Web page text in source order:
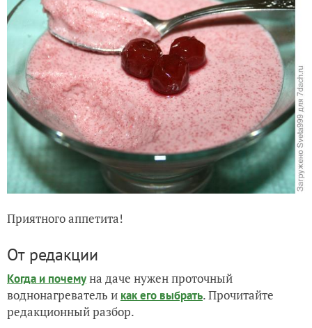
Приятного аппетита!
От редакции
Когда и почемуна даче нужен проточный
воднонагреватель и как его выбрать. Прочитайте
редакционный разбор.